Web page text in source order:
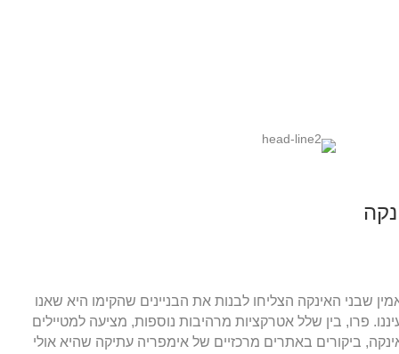
שבני האינקה הצליחו לבנות את הבניינים שהקימו היא שאנו
פרו, בין שלל אטרקציות מרהיבות נוספות, מציעה למטיילים
ביקורים באתרים מרכזיים של אימפריה עתיקה שהיא אולי